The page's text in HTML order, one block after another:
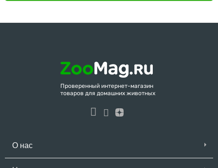
Проверенный интернет-магазин
товаров для домашних животных
О нас